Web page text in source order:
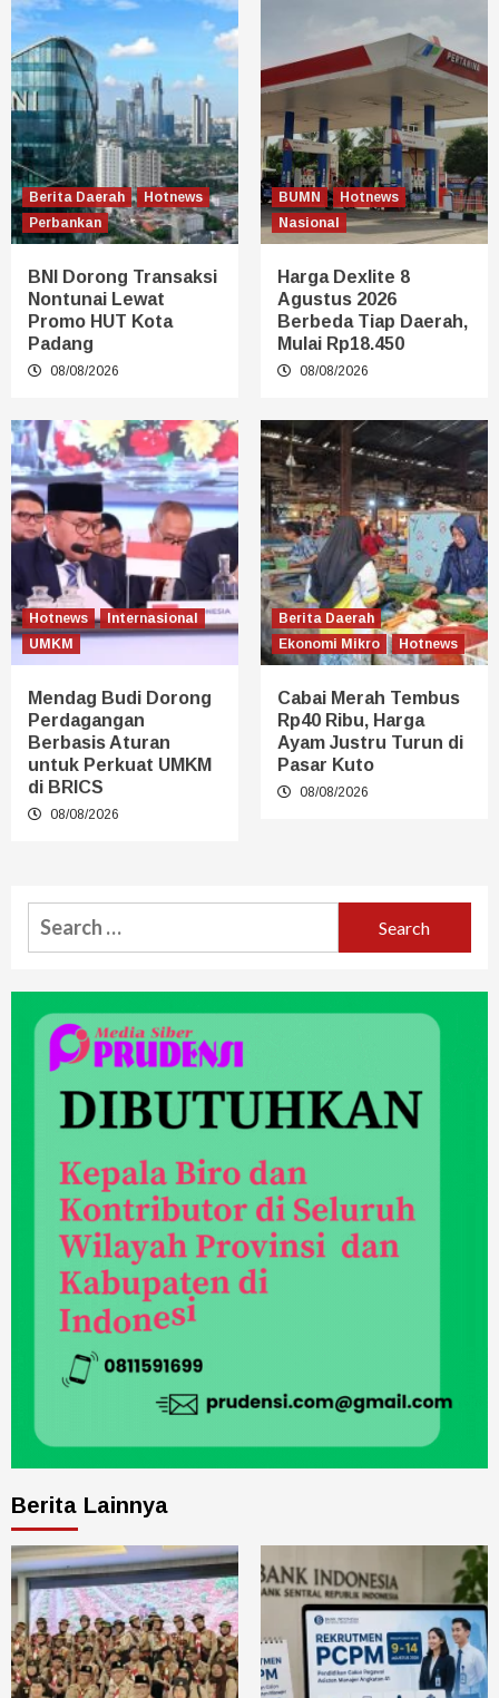
Berita Daerah
Hotnews
Perbankan
BNI Dorong Transaksi
Nontunai Lewat
Promo HUT Kota
Padang
08/08/2026
BUMN
Hotnews
Nasional
Harga Dexlite 8
Agustus 2026
Berbeda Tiap Daerah,
Mulai Rp18.450
08/08/2026
Hotnews
Internasional
UMKM
Mendag Budi Dorong
Perdagangan
Berbasis Aturan
untuk Perkuat UMKM
di BRICS
08/08/2026
Berita Daerah
Ekonomi Mikro
Hotnews
Cabai Merah Tembus
Rp40 Ribu, Harga
Ayam Justru Turun di
Pasar Kuto
08/08/2026
Berita Lainnya